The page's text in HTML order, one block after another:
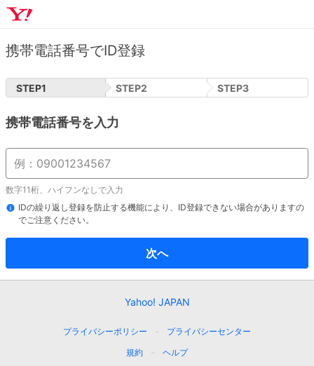
携帯電話番号でID登録
STEP1 STEP2 STEP3
携帯電話番号を入力
数字11桁、ハイフンなしで入力
IDの繰り返し登録を防止する機能により、ID登録できない場合がありますの
でご注意ください。
次へ
Yahoo! JAPAN
プライバシーポリシー
プライバシーセンター
規約
ヘルプ